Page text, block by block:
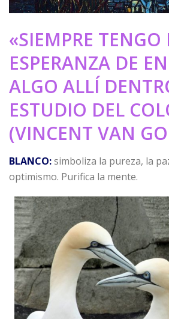
«SIEMPRE TENGO
ESPERANZA DE
ALGO ALLÍ
ESTUDIO DEL
(VINCENT VAN
BLANCO:simboliza la pureza, la
optimismo. Purifica la mente.